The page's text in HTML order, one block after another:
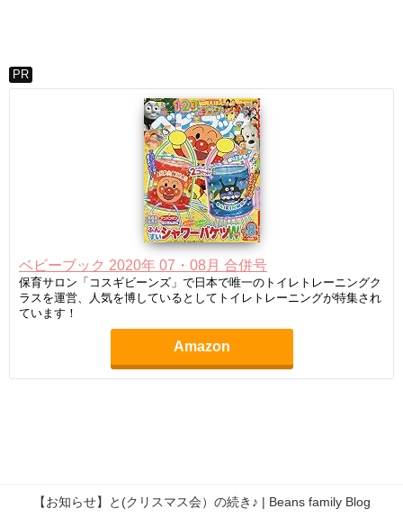
PR
ベビーブック 2020年 07・08月 合併号
保育サロン「コスギビーンズ」で日本で唯一のトイレトレーニングク
ラスを運営、人気を博しているとしてトイレトレーニングが特集され
ています！
Amazon
【お知らせ】と(クリスマス会）の続き♪ | Beans family Blog